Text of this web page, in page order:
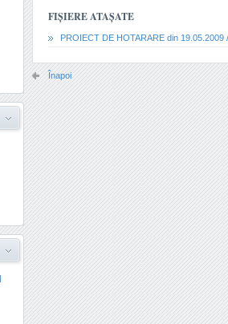
FIȘIERE ATAȘATE
PROIECT DE HOTARARE din 19.05.2009
Înapoi